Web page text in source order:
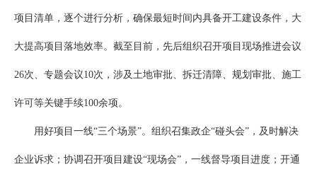
项目清单，逐个进行分析，确保最短时间内具备开工建设条件，大
大提高项目落地效率。截至目前，先后组织召开项目现场推进会议
26次、专题会议10次，涉及土地审批、拆迁清障、规划审批、施工
许可等关键手续100余项。
用好项目一线“三个场景”。组织召集政企“碰头会”，及时解决
企业诉求；协调召开项目建设“现场会”，一线督导项目进度；开通